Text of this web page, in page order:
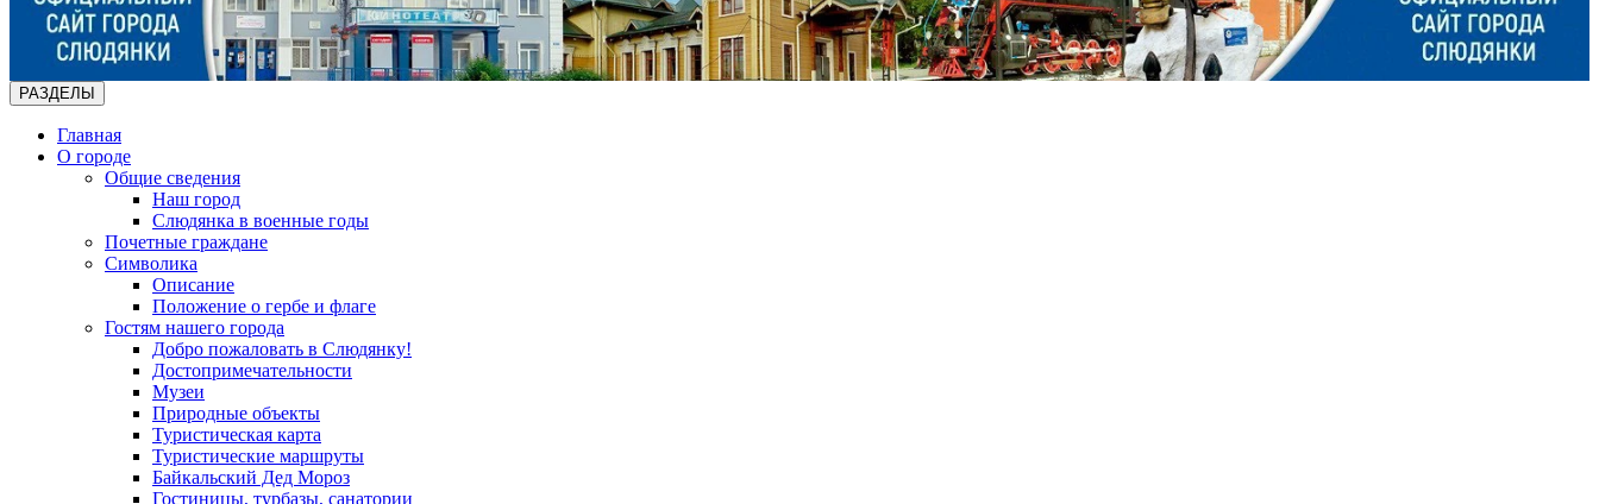
РАЗДЕЛЫ
Главная
О городе
Общие сведения
Наш город
Слюдянка в военные годы
Почетные граждане
Символика
Описание
Положение о гербе и флаге
Гостям нашего города
Добро пожаловать в Слюдянку!
Достопримечательности
Музеи
Природные объекты
Туристическая карта
Туристические маршруты
Байкальский Дед Мороз
Гостиницы, турбазы, санатории